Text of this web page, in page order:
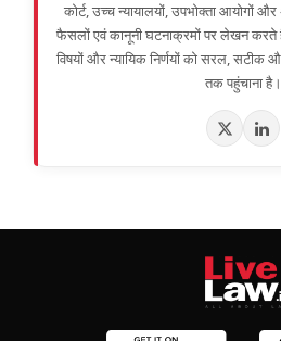
कोर्ट, उच्च न्यायालयों, उपभोक्ता आयोगों
फैसलों एवं कानूनी घटनाक्रमों पर लेखन करते
विषयों और न्यायिक निर्णयों को सरल, सटीक
तक पहुंचाना है।